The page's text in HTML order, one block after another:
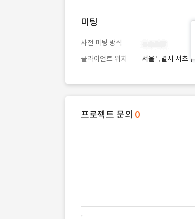
미팅
사전 미팅 방식
클라이언트 위치
서울특별시 서초구
프로젝트 문의 0